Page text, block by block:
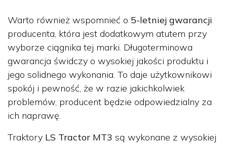
Warto również wspomnieć o 5-letniej gwarancji
producenta, która jest dodatkowym atutem przy
wyborze ciągnika tej marki. Długoterminowa
gwarancja świdczy o wysokiej jakości produktu i
jego solidnego wykonania. To daje użytkownikowi
spokój i pewność, że w razie jakichkolwiek
problemów, producent będzie odpowiedzialny za
ich naprawę.
Traktory LS Tractor MT3 są wykonane z wysokiej